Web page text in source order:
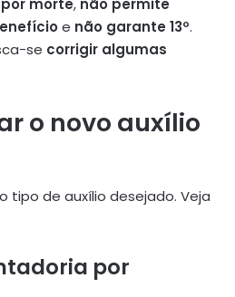
morte, não permite
e não garante 13º.
se corrigir algumas
o novo auxílio
tipo de auxílio desejado. Veja
por